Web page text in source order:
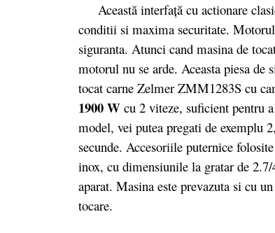
Această interfaţă cu actionare
conditii si maxima securitate.
siguranta. Atunci cand masina de
motorul nu se arde. Aceasta piesa de
tocat carne Zelmer ZMM1283S cu
1900 W cu 2 viteze, suficient pentru
model, vei putea pregati de exemplu
secunde. Accesoriile puternice
inox, cu dimensiunile la gratar de
aparat. Masina este prevazuta si cu
tocare.